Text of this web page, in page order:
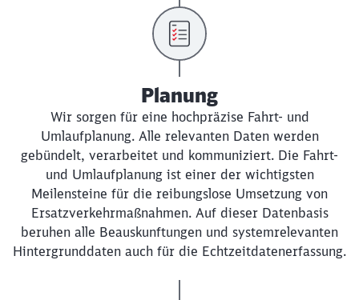
Planung
Wir sorgen für eine hochpräzise Fahrt- und
Umlaufplanung. Alle relevanten Daten werden
gebündelt, verarbeitet und kommuniziert. Die Fahrt-
und Umlaufplanung ist einer der wichtigsten
Meilensteine für die reibungslose Umsetzung von
Ersatzverkehrmaßnahmen. Auf dieser Datenbasis
beruhen alle Beauskunftungen und systemrelevanten
Hintergrunddaten auch für die Echtzeitdatenerfassung.